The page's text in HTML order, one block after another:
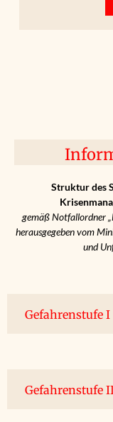
Struktur des
gemäß Notfallordner
herausgegeben vom
und
Gefahrenstufe I
Gefahrenstufe